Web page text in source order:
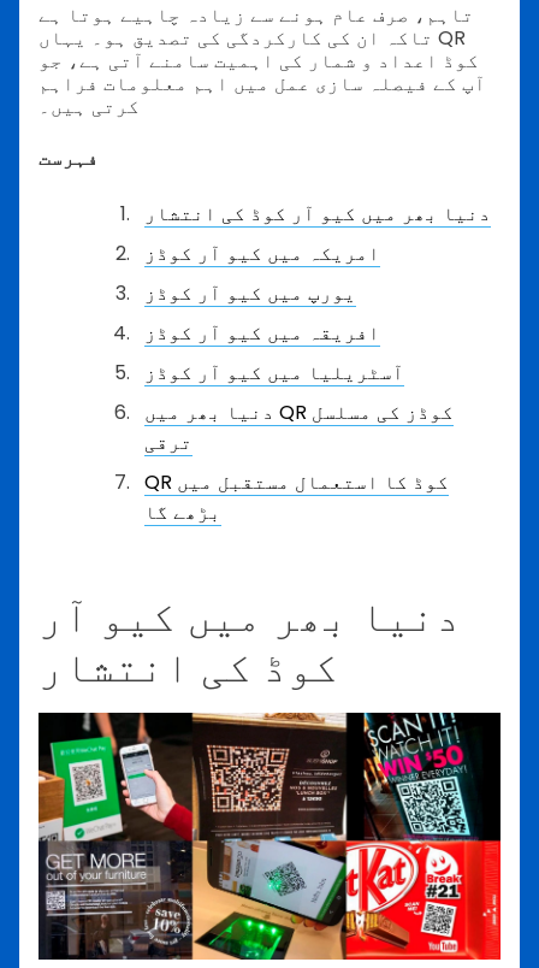
تاہم، صرف عام ہونے سے زیادہ چاہیے ہوتا ہے
تاکہ ان کی کارکردگی کی تصدیق ہو۔ یہاں QR
کوڈ اعداد و شمار کی اہمیت سامنے آتی ہے، جو
آپ کے فیصلہ سازی عمل میں اہم معلومات فراہم
کرتی ہیں۔
فہرست
دنیا بھر میں کیو آر کوڈ کی انتشار
امریکہ میں کیو آر کوڈز
یورپ میں کیو آر کوڈز
افریقہ میں کیو آر کوڈز
آسٹریلیا میں کیو آر کوڈز
دنیا بھر میں QR کوڈز کی مسلسل
ترقی
QR کوڈ کا استعمال مستقبل میں
بڑھے گا
دنیا بھر میں کیو آر
کوڈ کی انتشار